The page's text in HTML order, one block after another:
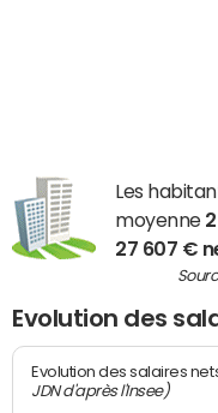
Les
moyenne
27 607 €
Evolution des
Evolution des salaires
JDN d'après l'Insee)